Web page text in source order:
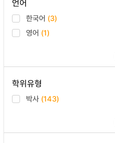
언어
한국어 (3)
영어 (1)
학위유형
박사 (143)